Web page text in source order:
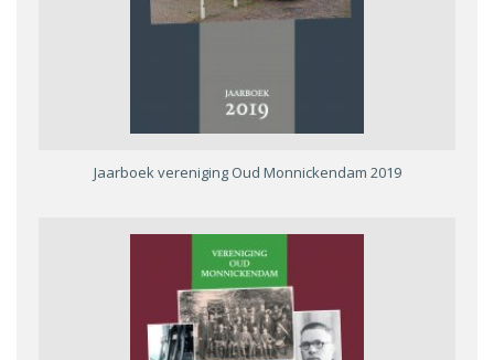
Jaarboek vereniging Oud Monnickendam 2019